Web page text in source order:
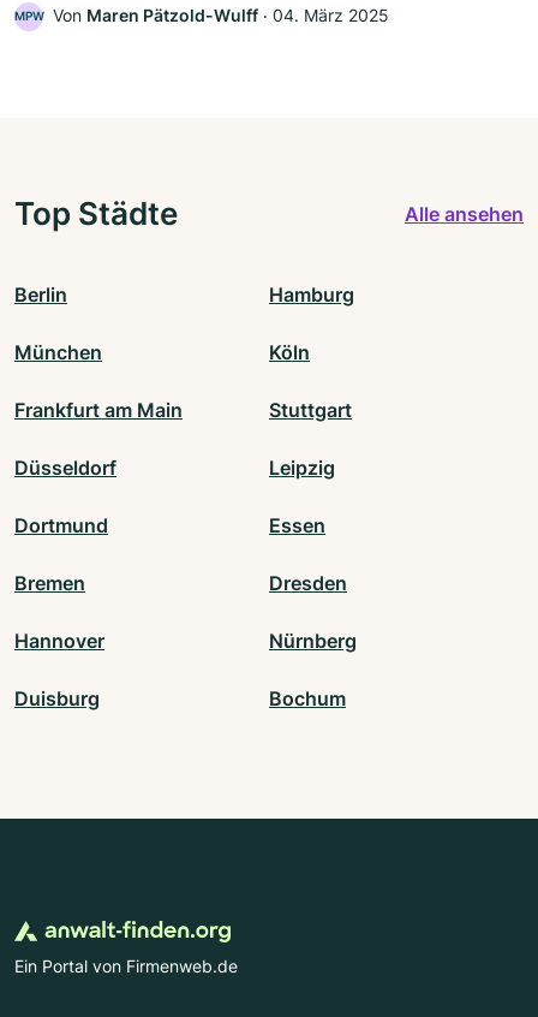
MPW Von Maren Pätzold-Wulff ‧ 04. März 2025
Top Städte Alle ansehen
Berlin Hamburg
München Köln
Frankfurt am Main Stuttgart
Düsseldorf Leipzig
Dortmund Essen
Bremen Dresden
Hannover Nürnberg
Duisburg Bochum
Ein Portal von Firmenweb.de